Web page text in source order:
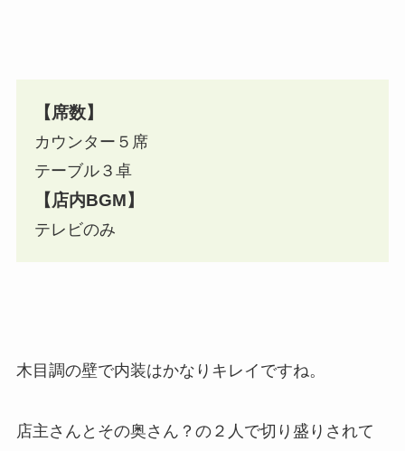
【席数】
カウンター５席
テーブル３卓
【店内BGM】
テレビのみ
木目調の壁で内装はかなりキレイですね。
店主さんとその奥さん？の２人で切り盛りされて